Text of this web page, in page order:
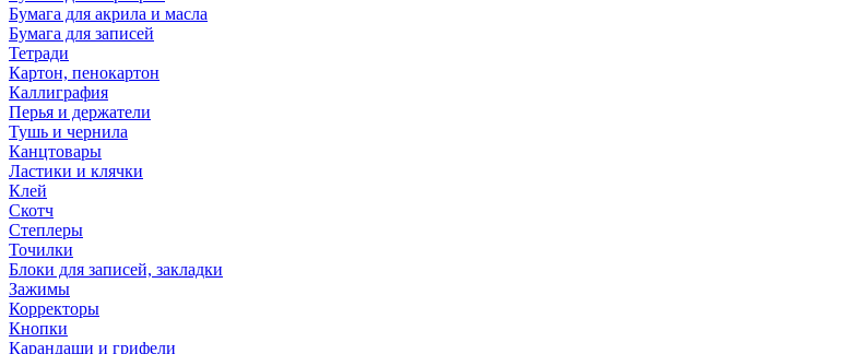
Бумага для акрила и масла
Бумага для записей
Тетради
Картон, пенокартон
Каллиграфия
Перья и держатели
Тушь и чернила
Канцтовары
Ластики и клячки
Клей
Скотч
Степлеры
Точилки
Блоки для записей, закладки
Зажимы
Корректоры
Кнопки
Карандаши и грифели